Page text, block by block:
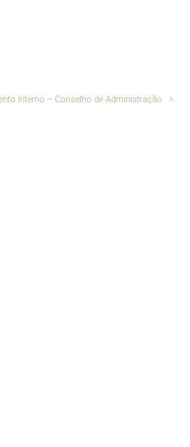
Interno – Conselho de Administração